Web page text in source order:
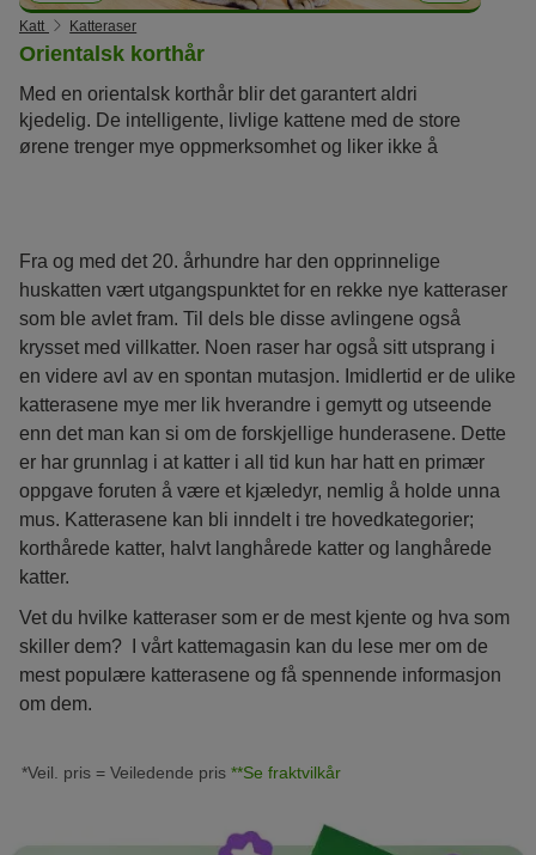
Katt Katteraser
Orientalsk korthår
Med en orientalsk korthår blir det garantert aldri
kjedelig. De intelligente, livlige kattene med de store
ørene trenger mye oppmerksomhet og liker ikke å
Fra og med det 20. århundre har den opprinnelige
huskatten vært utgangspunktet for en rekke nye katteraser
som ble avlet fram. Til dels ble disse avlingene også
krysset med villkatter. Noen raser har også sitt utsprang i
en videre avl av en spontan mutasjon. Imidlertid er de ulike
katterasene mye mer lik hverandre i gemytt og utseende
enn det man kan si om de forskjellige hunderasene. Dette
er har grunnlag i at katter i all tid kun har hatt en primær
oppgave foruten å være et kjæledyr, nemlig å holde unna
mus. Katterasene kan bli inndelt i tre hovedkategorier;
korthårede katter, halvt langhårede katter og langhårede
katter.
Vet du hvilke katteraser som er de mest kjente og hva som
skiller dem? I vårt kattemagasin kan du lese mer om de
mest populære katterasene og få spennende informasjon
om dem.
*Veil. pris = Veiledende pris **Se fraktvilkår